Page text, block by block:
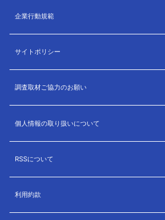
企業行動規範
サイトポリシー
調査取材ご協力のお願い
個人情報の取り扱いについて
RSSについて
利用約款